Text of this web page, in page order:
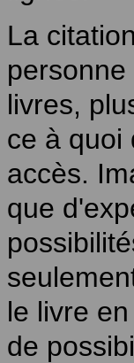
La
livres,
ce à quoi
accès.
que
le livre
de